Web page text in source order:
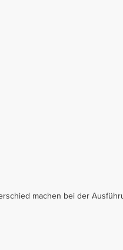
machen bei der